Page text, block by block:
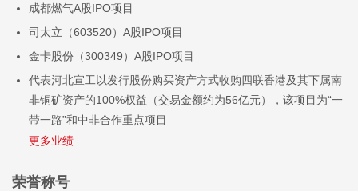
成都燃气A股IPO项目
司太立（603520）A股IPO项目
金卡股份（300349）A股IPO项目
代表河北宣工以发行股份购买资产方式收购四联香港及其下属南
非铜矿资产的100%权益（交易金额约为56亿元），该项目为“一
带一路”和中非合作重点项目
荣誉称号